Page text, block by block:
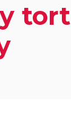
tort